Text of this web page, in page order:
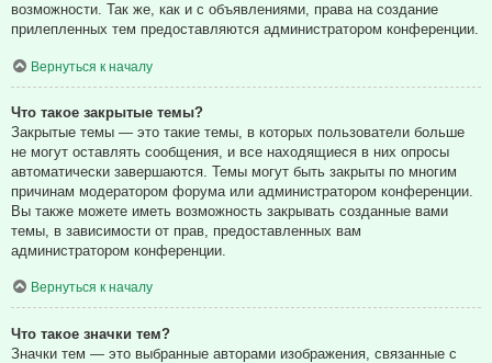
возможности. Так же, как и с объявлениями, права на создание
прилепленных тем предоставляются администратором конференции.
Вернуться к началу
Что такое закрытые темы?
Закрытые темы — это такие темы, в которых пользователи больше
не могут оставлять сообщения, и все находящиеся в них опросы
автоматически завершаются. Темы могут быть закрыты по многим
причинам модератором форума или администратором конференции.
Вы также можете иметь возможность закрывать созданные вами
темы, в зависимости от прав, предоставленных вам
администратором конференции.
Вернуться к началу
Что такое значки тем?
Значки тем — это выбранные авторами изображения, связанные с